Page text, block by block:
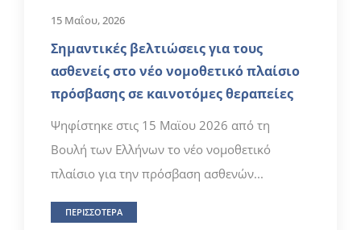
15 Μαΐου, 2026
Σημαντικές βελτιώσεις για τους
ασθενείς στο νέο νομοθετικό πλαίσιο
πρόσβασης σε καινοτόμες θεραπείες
Ψηφίστηκε στις 15 Μαϊου 2026 από τη
Βουλή των Ελλήνων το νέο νομοθετικό
πλαίσιο για την πρόσβαση ασθενών...
ΠΕΡΙΣΣΟΤΕΡΑ